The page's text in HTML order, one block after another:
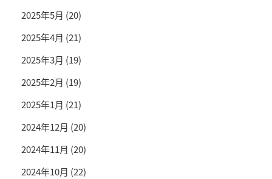
2025年5月 (20)
2025年4月 (21)
2025年3月 (19)
2025年2月 (19)
2025年1月 (21)
2024年12月 (20)
2024年11月 (20)
2024年10月 (22)